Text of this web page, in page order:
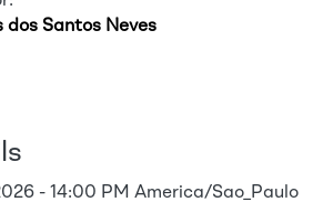
Santos Neves
- 14:00 PM America/Sao_Paulo